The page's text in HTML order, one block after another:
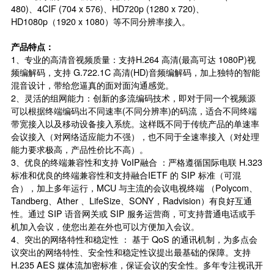
480)、4CIF (704 x 576)、HD720p (1280 x 720)、
HD1080p（1920 x 1080）等不同分辨率接入。
产品特点：
1、专业的高清音视频质量：支持H.264 高清(最高可达 1080P)视
频编解码，支持 G.722.1C 高清(HD)音频编解码，加上独特的智能
混音设计，带给您逼真的面对面沟通感觉。
2、灵活的组网能力：创新的多流编码技术，即对于同一个视频源
可以根据终端编码出不同速率(不同分辨率)的码流，适合不同终端
带宽接入以及移动设备接入系统。这样既不同于传统产品的单速率
会议接入（对网络适应能力不强），也不同于全速率接入（对处理
能力要求极高，产品性价比不高）。
3、优良的终端兼容性和支持 VoIP融合 ：严格遵循国际电联 H.323
标准和优良的终端兼容性和支持融合IETF 的 SIP 标准（可混
合），加上多年运行，MCU 与主流的会议电视终端 （Polycom、
Tandberg、Ather 、LifeSize、SONY，Radvision）有良好互通
性。通过 SIP 语音网关或 SIP 服务运营商，可支持普通电话或手
机加入会议，使您出差在外也可以方便加入会议。
4、突出的网络特性和稳定性 ： 基于 QoS 的通讯机制，为多点会
议突出的网络特性、安全性和稳定性议提出最基础的保障。支持
H.235 AES 媒体流加密标准，保证会议的安全性。多年专注视讯开